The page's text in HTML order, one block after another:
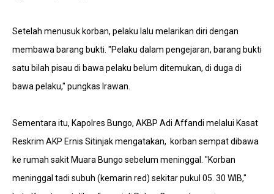
Setelah menusuk korban, pelaku lalu melarikan diri dengan
membawa barang bukti. "Pelaku dalam pengejaran, barang bukti
satu bilah pisau di bawa pelaku belum ditemukan, di duga di
bawa pelaku," pungkas Irawan.
Sementara itu, Kapolres Bungo, AKBP Adi Affandi melalui Kasat
Reskrim AKP Ernis Sitinjak mengatakan, korban sempat dibawa
ke rumah sakit Muara Bungo sebelum meninggal. "Korban
meninggal tadi subuh (kemarin red) sekitar pukul 05. 30 WIB,"